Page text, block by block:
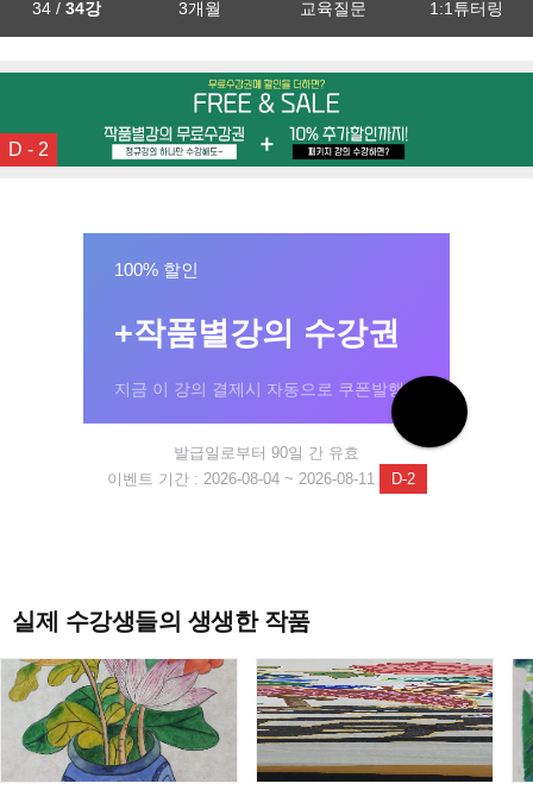
34 / 34강 3개월 교육질문 1:1튜터링
D - 2
100% 할인
+작품별강의 수강권
지금 이 강의 결제시 자동으로 쿠폰발행!
발급일로부터 90일 간 유효
이벤트 기간 : 2026-08-04 ~ 2026-08-11
D-2
실제 수강생들의 생생한 작품